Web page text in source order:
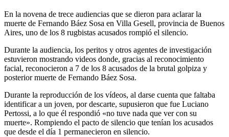
En la novena de trece audiencias que se dieron para aclarar la
muerte de Fernando Báez Sosa en Villa Gesell, provincia de Buenos
Aires, uno de los 8 rugbistas acusados rompió el silencio.
Durante la audiencia, los peritos y otros agentes de investigación
estuvieron mostrando videos donde, gracias al reconocimiento
facial, reconocieron a 7 de los 8 acusados de la brutal golpiza y
posterior muerte de Fernando Báez Sosa.
Durante la reproducción de los vídeos, al darse cuenta que faltaba
identificar a un joven, por descarte, supusieron que fue Luciano
Pertossi, a lo que él respondió «no tuve nada que ver con su
muerte». Rompiendo el pacto de silencio que tenían los acusados
que desde el día 1 permanecieron en silencio.